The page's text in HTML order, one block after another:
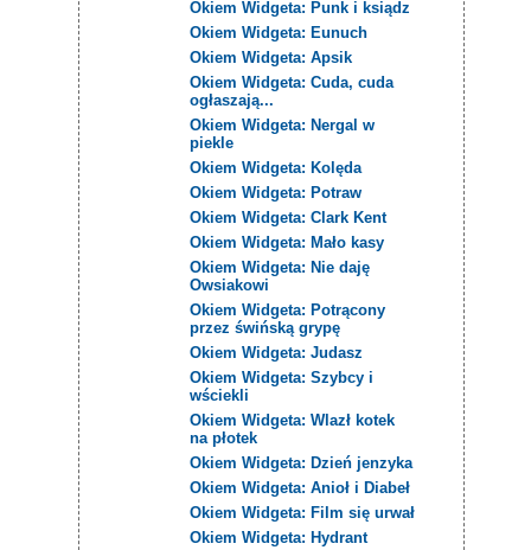
Okiem Widgeta: Punk i ksiądz
Okiem Widgeta: Eunuch
Okiem Widgeta: Apsik
Okiem Widgeta: Cuda, cuda
ogłaszają...
Okiem Widgeta: Nergal w
piekle
Okiem Widgeta: Kolęda
Okiem Widgeta: Potraw
Okiem Widgeta: Clark Kent
Okiem Widgeta: Mało kasy
Okiem Widgeta: Nie daję
Owsiakowi
Okiem Widgeta: Potrącony
przez świńską grypę
Okiem Widgeta: Judasz
Okiem Widgeta: Szybcy i
wściekli
Okiem Widgeta: Wlazł kotek
na płotek
Okiem Widgeta: Dzień jenzyka
Okiem Widgeta: Anioł i Diabeł
Okiem Widgeta: Film się urwał
Okiem Widgeta: Hydrant